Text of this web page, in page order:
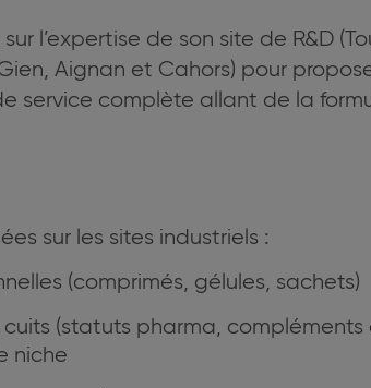
l’expertise de son site de R&D
Aignan et Cahors) pour
service complète allant de la
sur les sites industriels :
(comprimés, gélules, sachets)
(statuts pharma,
niche